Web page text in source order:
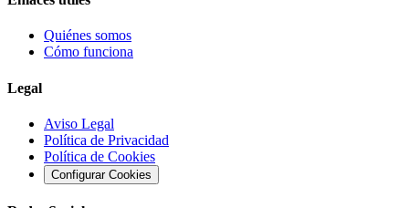
Quiénes somos
Cómo funciona
Legal
Aviso Legal
Política de Privacidad
Política de Cookies
Configurar Cookies